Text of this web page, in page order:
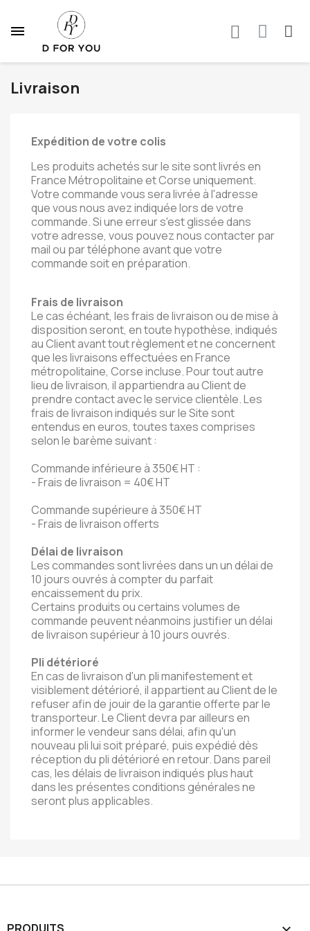
Livraison
Expédition de votre colis
Les produits achetés sur le site sont livrés en
France Métropolitaine et Corse uniquement.
Votre commande vous sera livrée à l'adresse
que vous nous avez indiquée lors de votre
commande. Si une erreur s'est glissée dans
votre adresse, vous pouvez nous contacter par
mail ou par téléphone avant que votre
commande soit en préparation.
Frais de livraison
Le cas échéant, les frais de livraison ou de mise à
disposition seront, en toute hypothèse, indiqués
au Client avant tout règlement et ne concernent
que les livraisons effectuées en France
métropolitaine, Corse incluse. Pour tout autre
lieu de livraison, il appartiendra au Client de
prendre contact avec le service clientèle. Les
frais de livraison indiqués sur le Site sont
entendus en euros, toutes taxes comprises
selon le barème suivant :
Commande inférieure à 350€ HT :
- Frais de livraison = 40€ HT
Commande supérieure à 350€ HT
- Frais de livraison offerts
Délai de livraison
Les commandes sont livrées dans un un délai de
10 jours ouvrés à compter du parfait
encaissement du prix.
Certains produits ou certains volumes de
commande peuvent néanmoins justifier un délai
de livraison supérieur à 10 jours ouvrés.
Pli détérioré
En cas de livraison d'un pli manifestement et
visiblement détérioré, il appartient au Client de le
refuser afin de jouir de la garantie offerte par le
transporteur. Le Client devra par ailleurs en
informer le vendeur sans délai, afin qu'un
nouveau pli lui soit préparé, puis expédié dès
réception du pli détérioré en retour. Dans pareil
cas, les délais de livraison indiqués plus haut
dans les présentes conditions générales ne
seront plus applicables.